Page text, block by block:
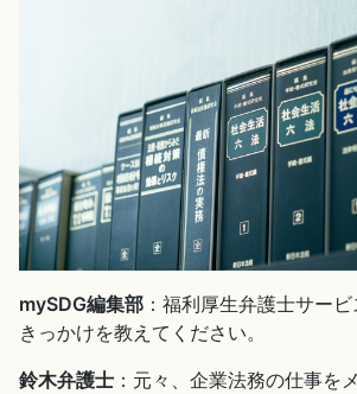
mySDG編集部 ：福利厚生弁護士サー
きっかけを教えてください。
鈴木弁護士 ：元々、企業法務の仕事を